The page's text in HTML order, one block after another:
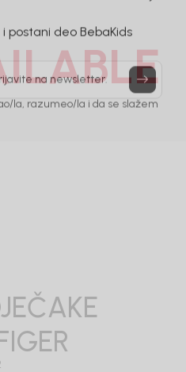
– brend kome roditelji
deo BebaKids
na newsletter.
la, razumeo/la i da se slažem